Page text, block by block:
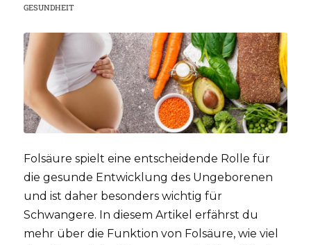
GESUNDHEIT
Folsäure spielt eine entscheidende Rolle für
die gesunde Entwicklung des Ungeborenen
und ist daher besonders wichtig für
Schwangere. In diesem Artikel erfährst du
mehr über die Funktion von Folsäure, wie viel